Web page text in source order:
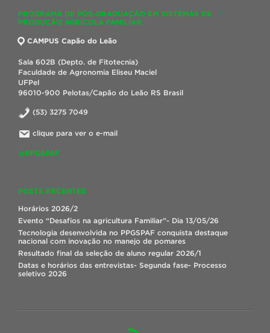
PROGRAMA DE PÓS-GRADUAÇÃO EM SISTEMAS DE
PRODUÇÃO AGRÍCOLA FAMILIAR
CAMPUS Capão do Leão
Sala 602B (Depto. de Fitotecnia)
Faculdade de Agronomia Eliseu Maciel
UFPel
96010-900 Pelotas/Capão do Leão RS Brasil
(53) 3275 7049
clique para ver o e-mail
@PPGSPAF
POSTS RECENTES
Horários 2026/2
Evento “Desafios na agricultura Familiar”- Dia 13/05/26
Tecnologia desenvolvida no PPGSPAF conquista destaque
nacional com inovação no manejo de pomares
Resultado final da seleção de aluno regular 2026/1
Datas e horários das entrevistas- Segunda fase- Processo
seletivo 2026